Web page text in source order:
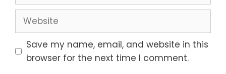
Website
Save my name, email, and website in this
browser for the next time I comment.